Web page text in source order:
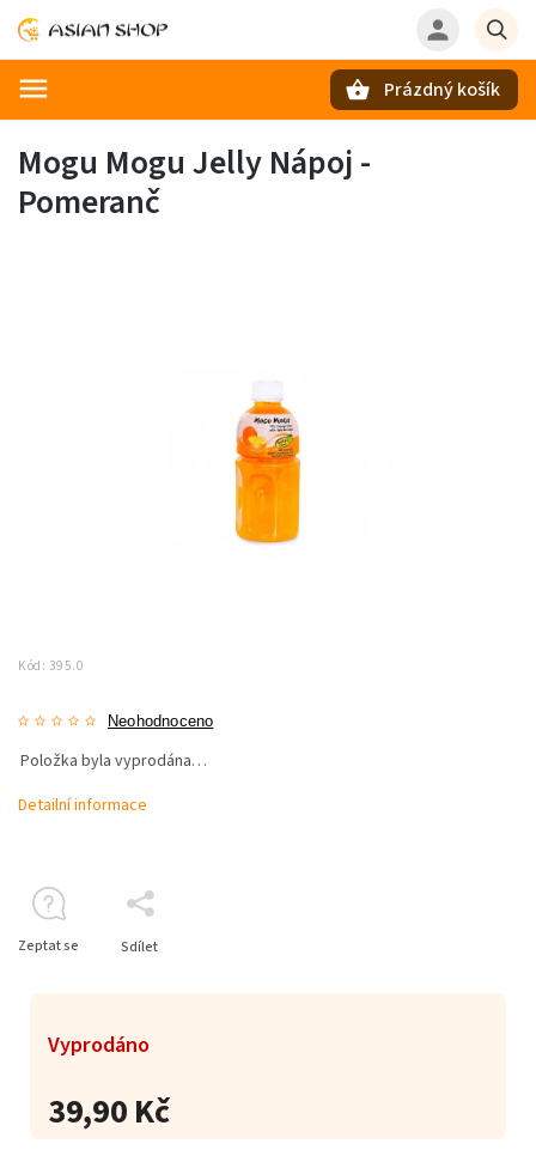
Prázdný košík
Mogu Mogu Jelly Nápoj -
Pomeranč
Kód: 395.0
Neohodnoceno
39,90 Kč
Vyprodáno
Položka byla vyprodána…
Detailní informace
Zeptat se Sdílet